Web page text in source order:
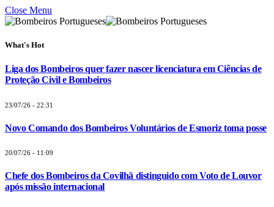
Close Menu
What's Hot
Liga dos Bombeiros quer fazer nascer licenciatura em Ciências de
Proteção Civil e Bombeiros
23/07/26 - 22:31
Novo Comando dos Bombeiros Voluntários de Esmoriz toma posse
20/07/26 - 11:09
Chefe dos Bombeiros da Covilhã distinguido com Voto de Louvor
após missão internacional